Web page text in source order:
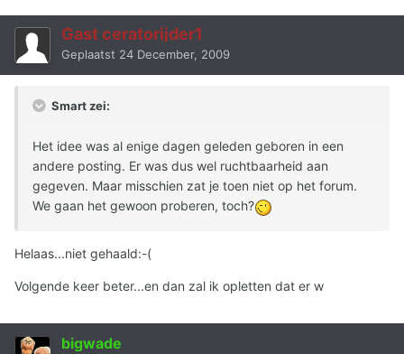
Gast ceratorijder1
Geplaatst 24 December, 2009
Smart zei:
Het idee was al enige dagen geleden geboren in een
andere posting. Er was dus wel ruchtbaarheid aan
gegeven. Maar misschien zat je toen niet op het forum.
We gaan het gewoon proberen, toch?
Helaas...niet gehaald:-(
Volgende keer beter...en dan zal ik opletten dat er w
bigwade